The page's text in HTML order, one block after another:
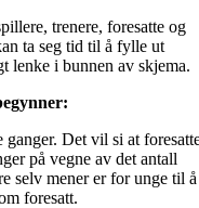
trenere, foresatte og
ta seg tid til å fylle ut
lenke i bunnen av skjema.
Det vil si at
på vegne av det antall
selv mener er for unge til å
foresatt.